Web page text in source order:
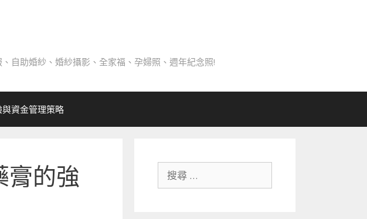
自助婚紗、婚紗攝影、全家福、孕婦照、週年紀念照!
資金管理策略
膏的強